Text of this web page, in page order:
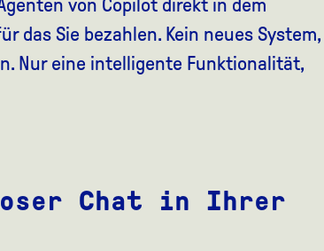
von Copilot direkt in dem
das Sie bezahlen. Kein neues System,
Nur eine intelligente Funktionalität,
Chat in Ihrer